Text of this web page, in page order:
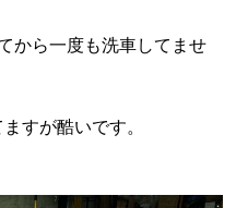
から一度も洗車してませ
すが酷いです。